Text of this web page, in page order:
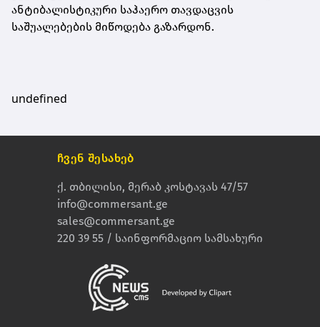
ანტიბალისტიკური საჰაერო თავდაცვის
საშუალებების მიწოდება გაზარდონ.
undefined
ჩვენ შესახებ
ქ. თბილისი, მერაბ კოსტავას 47/57
info@commersant.ge
sales@commersant.ge
220 39 55 / საინფორმაციო სამსახური